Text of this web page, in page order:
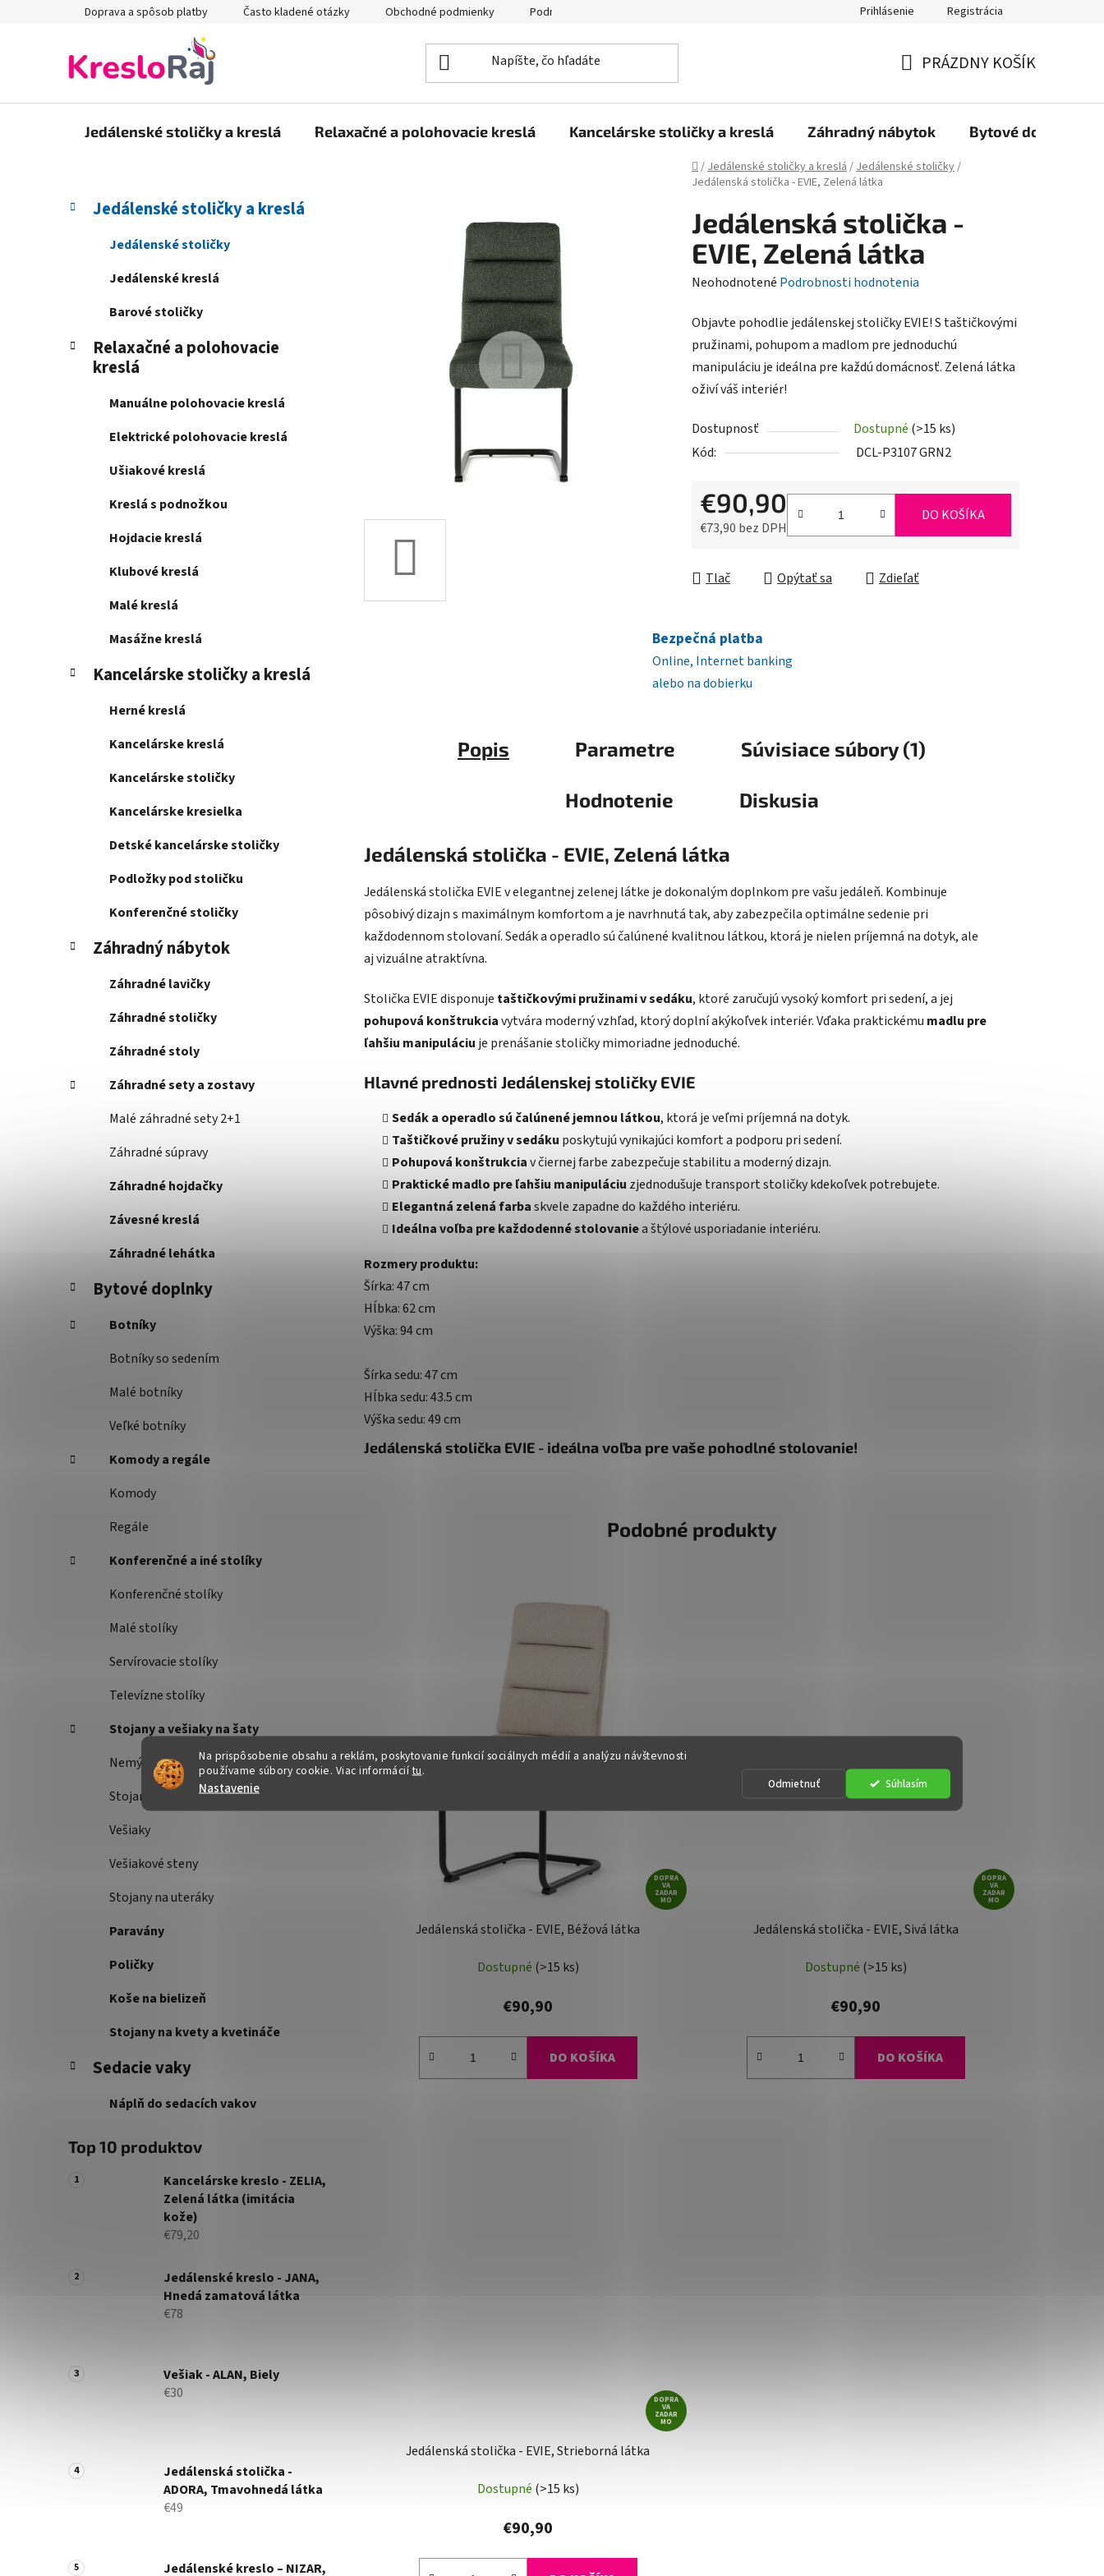
Na prispôsobenie obsahu a reklám, poskytovanie funkcií sociálnych médií a analýzu návštevnosti
používame súbory cookie. Viac informáciítu.
Nastavenie Odmietnuť Súhlasím
Doprava a spôsob platby Často kladené otázky Obchodné podmienky Podmienky ochrany osobných údajov Reklamačný poriadok, Záručné podmienky Reklamačný formulár
Prihlásenie Registrácia
KOŠÍK
PRÁZDNY KOŠÍK
Jedálenské stoličky a kreslá Relaxačné a polohovacie kreslá Kancelárske stoličky a kreslá Záhradný nábytok Bytové doplnky
Domov
/Jedálenské stoličky a kreslá/Jedálenské stoličky/
Jedálenská stolička - EVIE, Zelená látka
B
n
Preskočiť
kategórie
K
a
e
Jedálenské stoličky a kreslá
Jedálenské stoličky
Jedálenské kreslá
Barové stoličky
Relaxačné a polohovacie
kreslá
Manuálne polohovacie kreslá
Elektrické polohovacie kreslá
Ušiakové kreslá
Kreslá s podnožkou
Hojdacie kreslá
Klubové kreslá
Malé kreslá
Masážne kreslá
Kancelárske stoličky a kreslá
Herné kreslá
Kancelárske kreslá
Kancelárske stoličky
Kancelárske kresielka
Detské kancelárske stoličky
Podložky pod stoličku
Konferenčné stoličky
Záhradný nábytok
Záhradné lavičky
Záhradné stoličky
Záhradné stoly
Záhradné sety a zostavy
Malé záhradné sety 2+1
Záhradné súpravy
Záhradné hojdačky
Závesné kreslá
Záhradné lehátka
Bytové doplnky
Botníky
Botníky so sedením
Malé botníky
Veľké botníky
Komody a regále
Komody
Regále
Konferenčné a iné stolíky
Konferenčné stolíky
Malé stolíky
Servírovacie stolíky
Televízne stolíky
Stojany a vešiaky na šaty
Nemý sluha
Stojany na šaty
Vešiaky
Vešiakové steny
Stojany na uteráky
Paravány
Poličky
Koše na bielizeň
Stojany na kvety a kvetináče
Sedacie vaky
Náplň do sedacích vakov
Top 10 produktov
Kancelárske kreslo - ZELIA,
Zelená látka (imitácia
kože)
€79,20
Jedálenské kreslo - JANA,
Hnedá zamatová látka
€78
Vešiak - ALAN, Biely
€30
Jedálenská stolička -
ADORA, Tmavohnedá látka
€49
Jedálenské kreslo – NIZAR,
Jedálenská stolička -
EVIE, Zelená látka
Priemerné
produktu
je
0,0
z
hviezdičiek.
Neohodnotené Podrobnosti hodnotenia
Objavte pohodlie jedálenskej stoličky EVIE! S taštičkovými
pružinami, pohupom a madlom pre jednoduchú
manipuláciu je ideálna pre každú domácnosť. Zelená látka
oživí váš interiér!
Dostupnosť Dostupné (>15 ks)
Kód:
DCL-P3107 GRN2
€90,90
€73,90 bez DPH
DO KOŠÍKA
Tlač Opýtať sa Zdieľať
Bezpečná platba
Online, Internet banking
alebo na dobierku
Popis Parametre Súvisiace súbory (1)
Hodnotenie Diskusia
Jedálenská stolička - EVIE, Zelená látka
Jedálenská stolička EVIE v elegantnej zelenej látke je dokonalým doplnkom pre vašu jedáleň. Kombinuje
pôsobivý dizajn s maximálnym komfortom a je navrhnutá tak, aby zabezpečila optimálne sedenie pri
každodennom stolovaní. Sedák a operadlo sú čalúnené kvalitnou látkou, ktorá je nielen príjemná na dotyk, ale
aj vizuálne atraktívna.
Stolička EVIE disponuje taštičkovými pružinami v sedáku, ktoré zaručujú vysoký komfort pri sedení, a jej
pohupová konštrukciavytvára moderný vzhľad, ktorý doplní akýkoľvek interiér. Vďaka praktickému madlu pre
ľahšiu manipuláciu je prenášanie stoličky mimoriadne jednoduché.
Hlavné prednosti Jedálenskej stoličky EVIE
Sedák a operadlo sú čalúnené jemnou látkou, ktorá je veľmi príjemná na dotyk.
Taštičkové pružiny v sedáku poskytujú vynikajúci komfort a podporu pri sedení.
Pohupová konštrukciav čiernej farbe zabezpečuje stabilitu a moderný dizajn.
Praktické madlo pre ľahšiu manipuláciu zjednodušuje transport stoličky kdekoľvek potrebujete.
Elegantná zelená farbaskvele zapadne do každého interiéru.
Ideálna voľba pre každodenné stolovaniea štýlové usporiadanie interiéru.
Rozmery produktu:
Šírka: 47 cm
Hĺbka: 62 cm
Výška: 94 cm
Šírka sedu: 47 cm
Hĺbka sedu: 43.5 cm
Výška sedu: 49 cm
Jedálenská stolička EVIE - ideálna voľba pre vaše pohodlné stolovanie!
Podobné produkty
DOPRA
VA
ZADAR
MO
Jedálenská stolička - EVIE, Béžová látka
Dostupné (>15 ks)
€90,90
DO KOŠÍKA
DOPRA
VA
ZADAR
MO
Jedálenská stolička - EVIE, Sivá látka
Dostupné (>15 ks)
€90,90
DO KOŠÍKA
DOPRA
VA
ZADAR
MO
Jedálenská stolička - EVIE, Strieborná látka
Dostupné (>15 ks)
€90,90